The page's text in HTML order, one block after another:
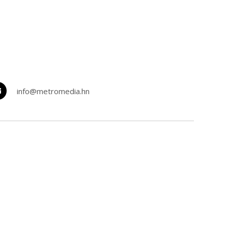
info@metromedia.hn